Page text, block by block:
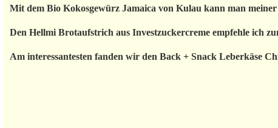
Mit dem Bio Kokosgewürz Jamaica von Kulau kann man
Den Hellmi Brotaufstrich aus Investzuckercreme empfehle ich
Am interessantesten fanden wir den Back + Snack Leberkäse